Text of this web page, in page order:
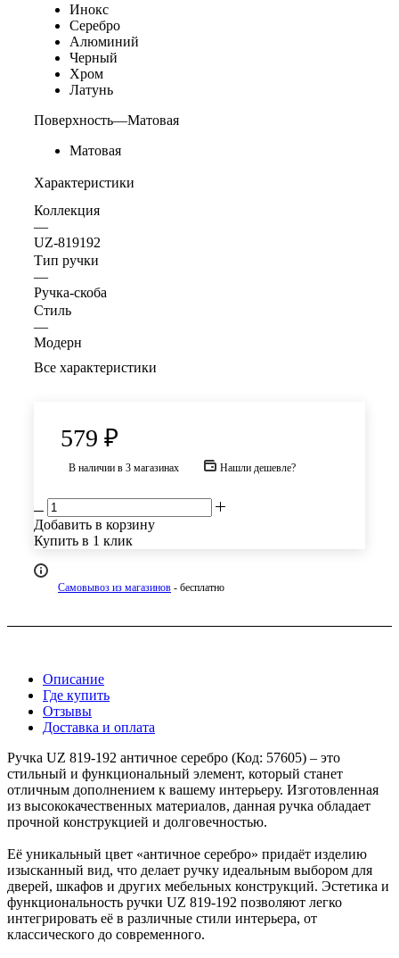
Инокс
Серебро
Алюминий
Черный
Хром
Латунь
Поверхность—Матовая
Матовая
Характеристики
Коллекция
—
UZ-819192
Тип ручки
—
Ручка-скоба
Стиль
—
Модерн
Все характеристики
579 ₽
В наличии в 3 магазинах Нашли дешевле?
Добавить в корзину
Купить в 1 клик
Самовывоз из магазинов - бесплатно
Описание
Где купить
Отзывы
Доставка и оплата
Ручка UZ 819-192 античное серебро (Код: 57605) – это
стильный и функциональный элемент, который станет
отличным дополнением к вашему интерьеру. Изготовленная
из высококачественных материалов, данная ручка обладает
прочной конструкцией и долговечностью.
Её уникальный цвет «античное серебро» придаёт изделию
изысканный вид, что делает ручку идеальным выбором для
дверей, шкафов и других мебельных конструкций. Эстетика и
функциональность ручки UZ 819-192 позволяют легко
интегрировать её в различные стили интерьера, от
классического до современного.